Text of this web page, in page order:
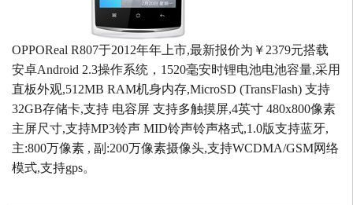
OPPOReal R807于2012年年上市,最新报价为￥2379元搭载
安卓Android 2.3操作系统，1520毫安时锂电池电池容量,采用
直板外观,512MB RAM机身内存,MicroSD (TransFlash) 支持
32GB存储卡,支持 电容屏 支持多触摸屏,4英寸 480x800像素
主屏尺寸,支持MP3铃声 MID铃声铃声格式,1.0版支持蓝牙,
主:800万像素 , 副:200万像素摄像头,支持WCDMA/GSM网络
模式,支持gps。